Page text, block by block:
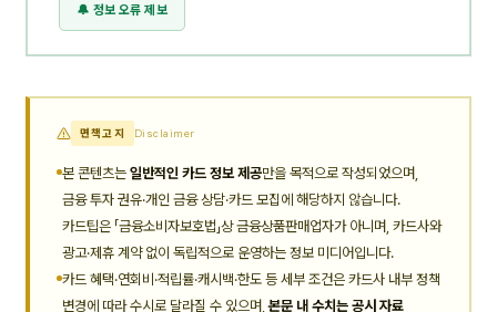
🔔 정보 오류 제보
면책고지 Disclaimer
본 콘텐츠는 일반적인 카드 정보 제공만을 목적으로 작성되었으며,
금융 투자 권유·개인 금융 상담·카드 모집에 해당하지 않습니다.
카드팁은 「금융소비자보호법」상 금융상품판매업자가 아니며, 카드사와
광고·제휴 계약 없이 독립적으로 운영하는 정보 미디어입니다.
카드 혜택·연회비·적립률·캐시백·한도 등 세부 조건은 카드사 내부 정책
변경에 따라 수시로 달라질 수 있으며,본문 내 수치는 공시 자료